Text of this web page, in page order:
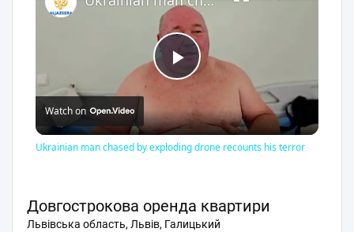
Play
Video
Watch on
Ukrainian man chased by exploding drone recounts his terror
Довгострокова оренда квартири
Львівська область, Львів, Галицький